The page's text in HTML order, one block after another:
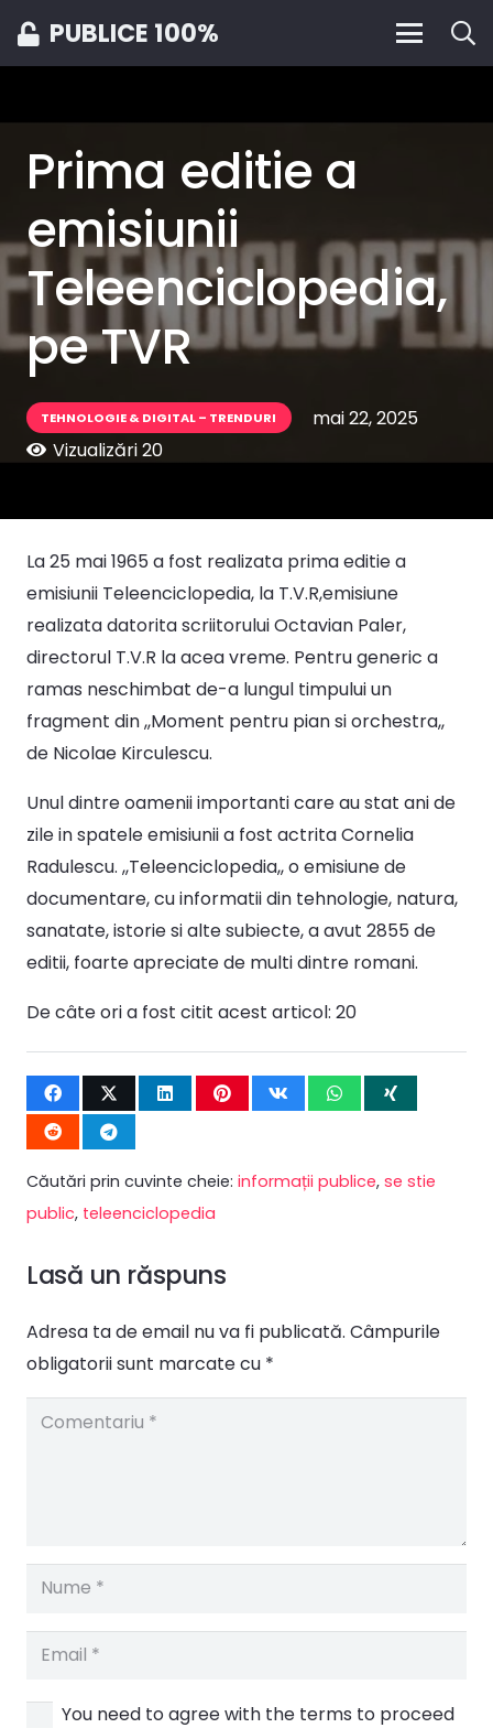
PUBLICE 100%
Prima editie a
emisiunii
Teleenciclopedia,
pe TVR
TEHNOLOGIE & DIGITAL – TRENDURI
mai 22, 2025
Vizualizări20
La 25 mai 1965 a fost realizata prima editie a
emisiunii Teleenciclopedia, la T.V.R,emisiune
realizata datorita scriitorului Octavian Paler,
directorul T.V.R la acea vreme. Pentru generic a
ramas neschimbat de-a lungul timpului un
fragment din ,,Moment pentru pian si orchestra,,
de Nicolae Kirculescu.
Unul dintre oamenii importanti care au stat ani de
zile in spatele emisiunii a fost actrita Cornelia
Radulescu. ,,Teleenciclopedia,, o emisiune de
documentare, cu informatii din tehnologie, natura,
sanatate, istorie si alte subiecte, a avut 2855 de
editii, foarte apreciate de multi dintre romani.
De câte ori a fost citit acest articol: 20
Căutări prin cuvinte cheie: informații publice, se stie
public, teleenciclopedia
Lasă un răspuns
Adresa ta de email nu va fi publicată. Câmpurile
obligatorii sunt marcate cu *
You need to agree with the terms to proceed